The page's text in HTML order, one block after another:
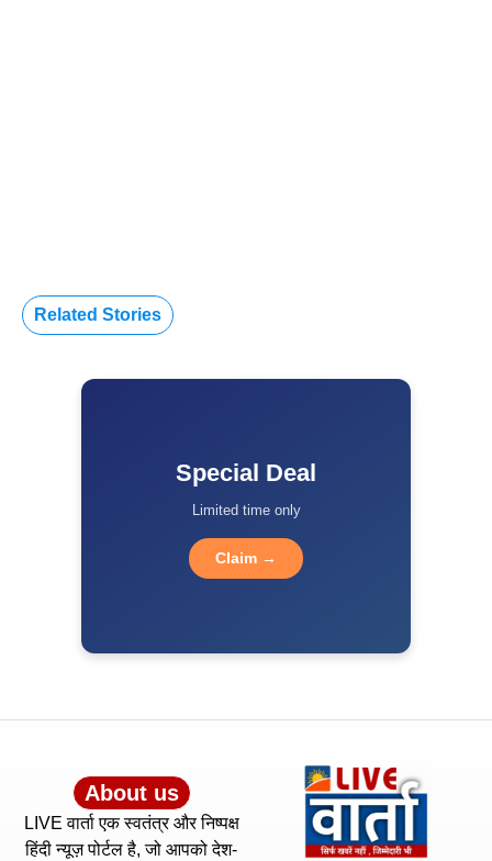
Related Stories
Special Deal
Limited time only
Claim →
About us
LIVE वार्ता एक स्वतंत्र और निष्पक्ष
हिंदी न्यूज़ पोर्टल है, जो आपको देश-